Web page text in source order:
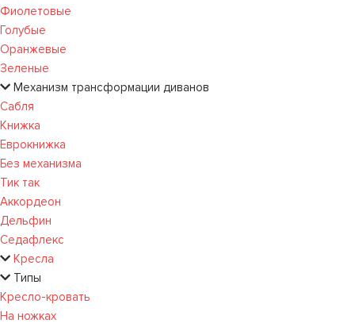
Фиолетовые
Голубые
Оранжевые
Зеленые
Механизм трансформации диванов
Сабля
Книжка
Еврокнижка
Без механизма
Тик так
Аккордеон
Дельфин
Седафлекс
Кресла
Типы
Кресло-кровать
На ножках